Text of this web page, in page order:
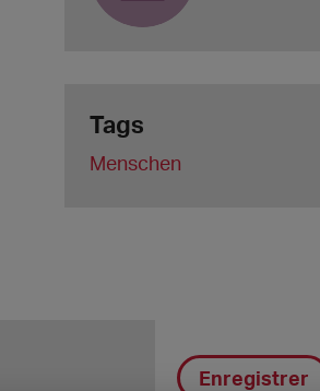
Tags
Menschen
Enregistrer